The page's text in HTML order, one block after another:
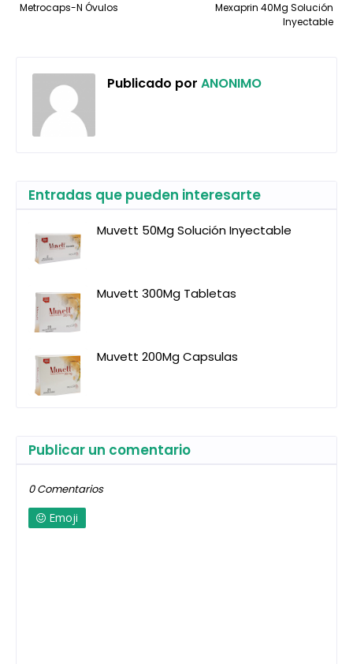
Mexaprin 40Mg Solución
Inyectable
Metrocaps-N Óvulos
Publicado por ANONIMO
Entradas que pueden interesarte
Muvett 50Mg Solución Inyectable
Muvett 300Mg Tabletas
Muvett 200Mg Capsulas
Publicar un comentario
0 Comentarios
Emoji